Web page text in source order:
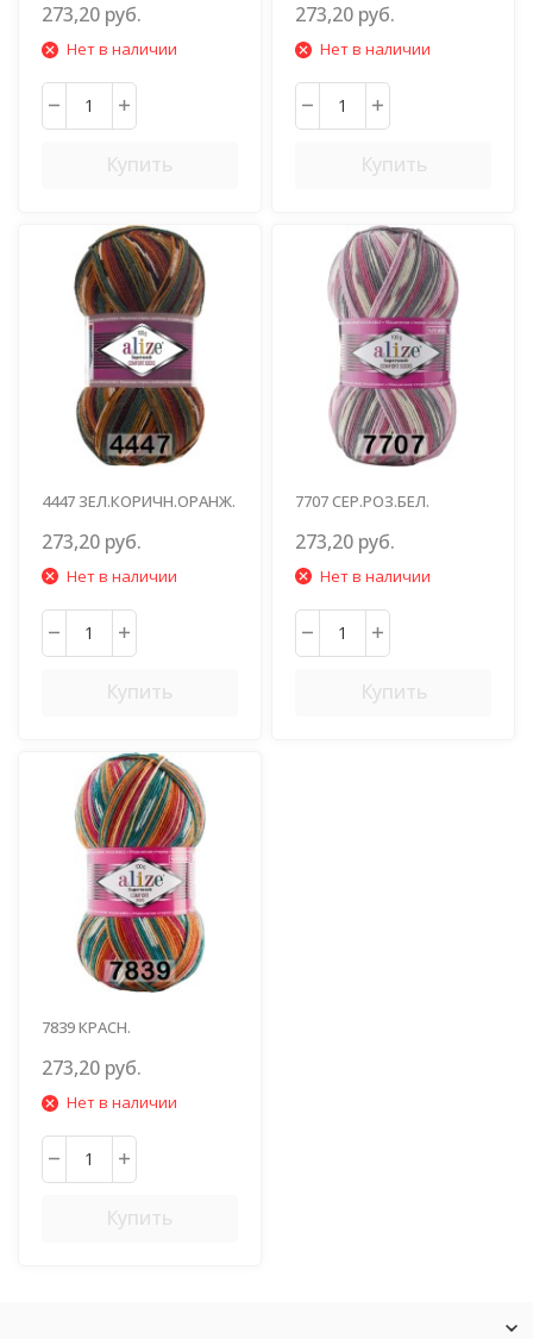
273,20 руб.
Нет в наличии
Купить
273,20 руб.
Нет в наличии
Купить
4447 ЗЕЛ.КОРИЧН.ОРАНЖ.
273,20 руб.
Нет в наличии
Купить
7707 СЕР.РОЗ.БЕЛ.
273,20 руб.
Нет в наличии
Купить
7839 КРАСН.
273,20 руб.
Нет в наличии
Купить